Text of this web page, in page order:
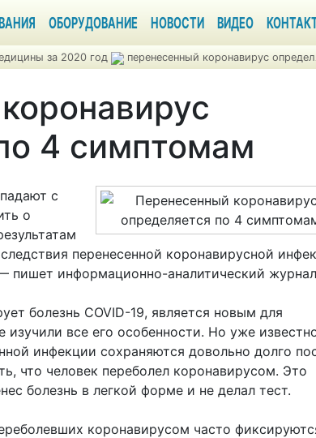
ОБОРУДОВАНИЕ НОВОСТИ ВИДЕО
за 2020 год перенесенный коронавирус
4 симптомам
с
о
перенесенной коронавирусной
пишет информационно-аналитический
болезнь COVID-19, является новым для
изучили все его особенности. Но уже
инфекции сохраняются довольно долго
что человек переболел коронавирусом. Это
болезнь в легкой форме и не делал тест.
коронавирусом часто